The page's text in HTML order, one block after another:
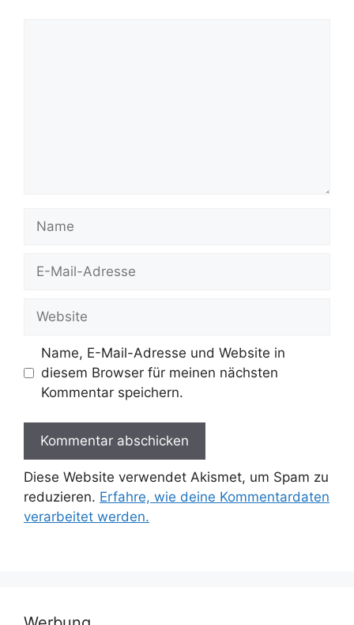
Mail-
Name, E-Mail-Adresse und Website in
diesem Browser für meinen nächsten
Kommentar speichern.
Diese Website verwendet Akismet, um Spam zu
reduzieren. Erfahre, wie deine Kommentardaten
verarbeitet werden.